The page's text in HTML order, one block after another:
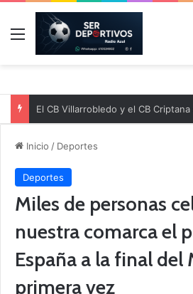
Menú
Inicio / Deportes
Deportes
Miles de personas
nuestra comarca el
España a la final
primera vez